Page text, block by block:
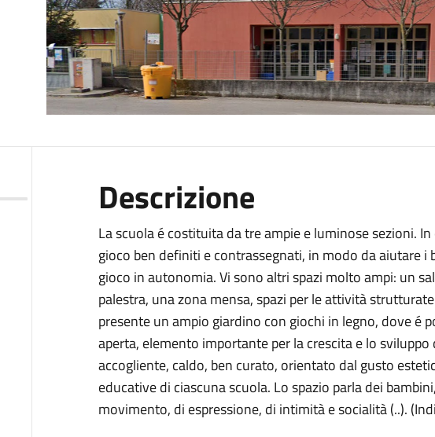
Descrizione
La scuola é costituita da tre ampie e luminose sezioni.
gioco ben definiti e contrassegnati, in modo da aiutare
gioco in autonomia. Vi sono altri spazi molto ampi: un
palestra, una zona mensa, spazi per le attività
presente un ampio giardino con giochi in legno, dove é
aperta, elemento importante per la crescita e lo
accogliente, caldo, ben curato, orientato dal gusto
educative di ciascuna scuola. Lo spazio parla dei
movimento, di espressione, di intimità e socialità (..).